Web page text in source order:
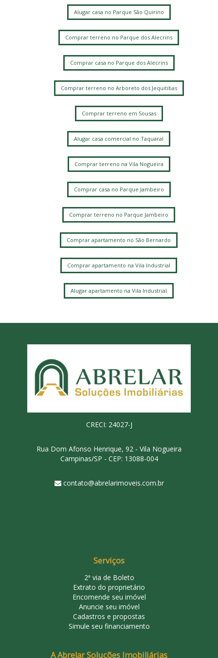
Alugar casa no Parque São Quirino
Comprar terreno no Parque dos Alecrins
Comprar casa no Parque dos Alecrins
Comprar terreno no Arboreto dos Jequitibas
Comprar terreno em Sousas
Alugar casa comercial no Taquaral
Comprar terreno na Vila Nogueira
Comprar casa no Parque Jambeiro
Comprar terreno no Parque Jambeiro
Comprar apartamento no São Bernardo
Comprar apartamento na Vila Industrial
Alugar apartamento na Vila Industrial
CRECI: 24027-J
Rua Dom Afonso Henrique, 92 - Vila Nogueira
Campinas/SP - CEP: 13088-004
contato@abrelarimoveis.com.br
Serviços
2ª via de Boleto
Extrato do proprietário
Encomende seu imóvel
Anuncie seu imóvel
Cadastros e propostas
Simule seu financiamento
A Abrelar Soluções Imobiliárias